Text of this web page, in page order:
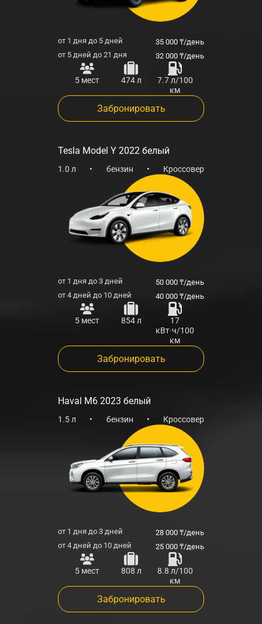
от 1 дня до 5 дней
35 000 ₸/день
от 5 дней до 21 дня
32 000 ₸/день
5 мест 474 л
7.7 л/100
км
Забронировать
Tesla Model Y 2022 белый
1.0 л • бензин • Кроссовер
от 1 дня до 3 дней
50 000 ₸/день
от 4 дней до 10 дней
40 000 ₸/день
5 мест 854 л
17
кВт·ч/100
км
Забронировать
Haval M6 2023 белый
1.5 л • бензин • Кроссовер
от 1 дня до 3 дней
28 000 ₸/день
от 4 дней до 10 дней
25 000 ₸/день
5 мест 808 л
8.8 л/100
км
Забронировать